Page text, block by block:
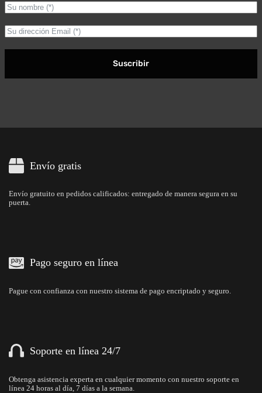
Suscribir
Envío gratis
Envío gratuito en pedidos calificados: entregado de manera segura en su
puerta.
Pago seguro en línea
Pague con confianza con nuestro sistema de pago encriptado y seguro.
Soporte en línea 24/7
Obtenga asistencia experta en cualquier momento con nuestro soporte en
línea 24 horas al día, 7 días a la semana.